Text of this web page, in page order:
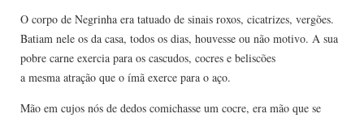
O corpo de Negrinha era tatuado de sinais roxos, cicatrizes, vergões.
Batiam nele os da casa, todos os dias, houvesse ou não motivo. A sua
pobre carne exercia para os cascudos, cocres e beliscões
a mesma atração que o ímã exerce para o aço.
Mão em cujos nós de dedos comichasse um cocre, era mão que se